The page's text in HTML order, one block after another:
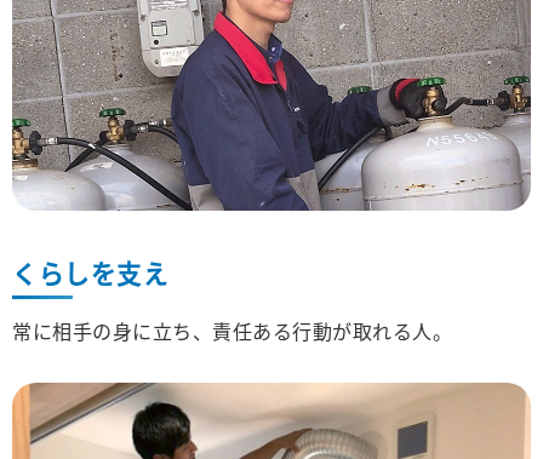
くらしを支え
常に相手の身に立ち、責任ある行動が取れる人。